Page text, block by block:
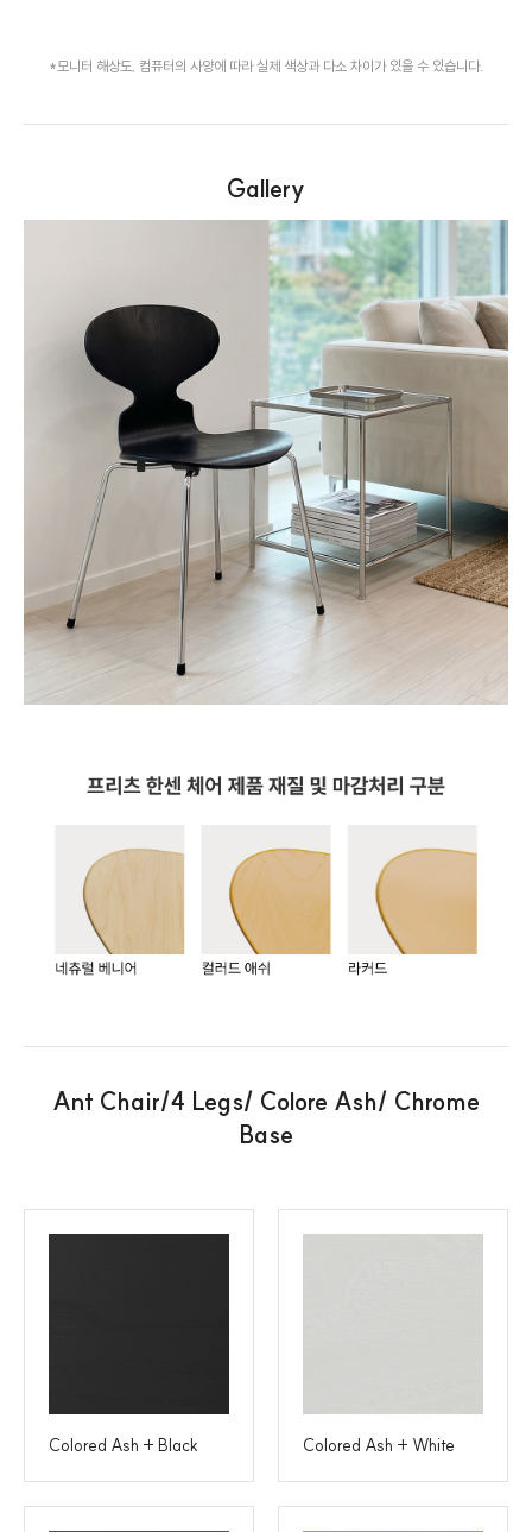
*모니터 해상도, 컴퓨터의 사양에 따라 실제 색상과 다소 차이가 있을 수 있습니다.
Gallery
Ant Chair/4 Legs/ Colore Ash/ Chrome
Base
Colored Ash + Black Colored Ash + White